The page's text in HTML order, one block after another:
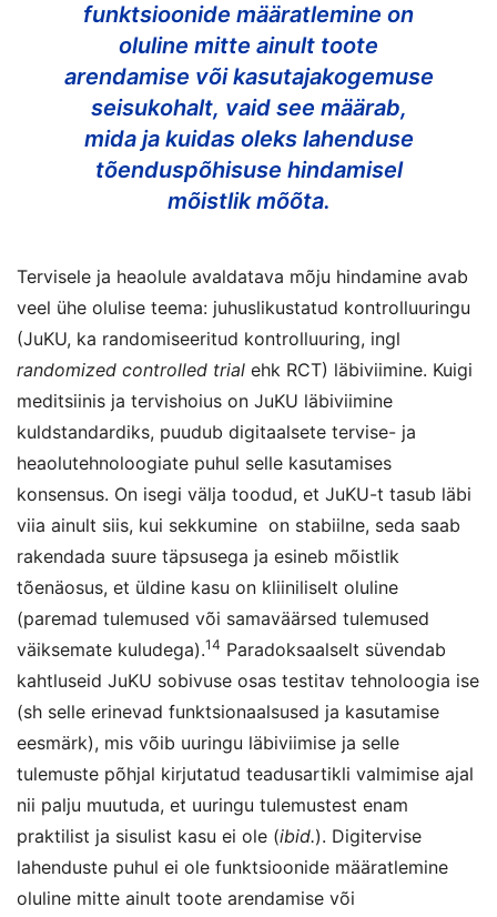
funktsioonide määratlemine on
oluline mitte ainult toote
arendamise või kasutajakogemuse
seisukohalt, vaid see määrab,
mida ja kuidas oleks lahenduse
tõenduspõhisuse hindamisel
mõistlik mõõta.
Tervisele ja heaolule avaldatava mõju hindamine avab
veel ühe olulise teema: juhuslikustatud kontrolluuringu
(JuKU, ka randomiseeritud kontrolluuring, ingl
randomized controlled trial ehk RCT) läbiviimine. Kuigi
meditsiinis ja tervishoius on JuKU läbiviimine
kuldstandardiks, puudub digitaalsete tervise- ja
heaolutehnoloogiate puhul selle kasutamises
konsensus. On isegi välja toodud, et JuKU-t tasub läbi
viia ainult siis, kui sekkumine on stabiilne, seda saab
rakendada suure täpsusega ja esineb mõistlik
tõenäosus, et üldine kasu on kliiniliselt oluline
(paremad tulemused või samaväärsed tulemused
väiksemate kuludega).14 Paradoksaalselt süvendab
kahtluseid JuKU sobivuse osas testitav tehnoloogia ise
(sh selle erinevad funktsionaalsused ja kasutamise
eesmärk), mis võib uuringu läbiviimise ja selle
tulemuste põhjal kirjutatud teadusartikli valmimise ajal
nii palju muutuda, et uuringu tulemustest enam
praktilist ja sisulist kasu ei ole (ibid.). Digitervise
lahenduste puhul ei ole funktsioonide määratlemine
oluline mitte ainult toote arendamise või